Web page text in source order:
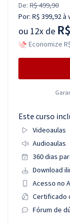
De: R$ 499,90
Por: R$ 399,92à
ou 12x de
Economize
Este curso
Videoaulas
Audioaulas
360 dias
Download
Acesso no
Certificado
Fórum de